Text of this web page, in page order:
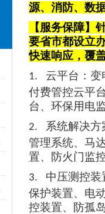
源、消防、数
【服务保障
要省市都设立
快速响应，覆
1. 云平台 ：
付费管控云平
台、环保用电
2.
系统解决
管理系统、马
置、防火门监
3.
中压测控
保护装置、电
控装置、防孤